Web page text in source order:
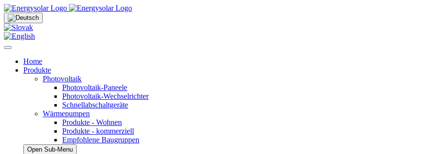
Home
Produkte
Photovoltaik
Photovoltaik-Paneele
Photovoltaik-Wechselrichter
Schnellabschaltgeräte
Wärmepumpen
Produkte - Wohnen
Produkte - kommerziell
Empfohlene Baugruppen
Open Sub-Menu